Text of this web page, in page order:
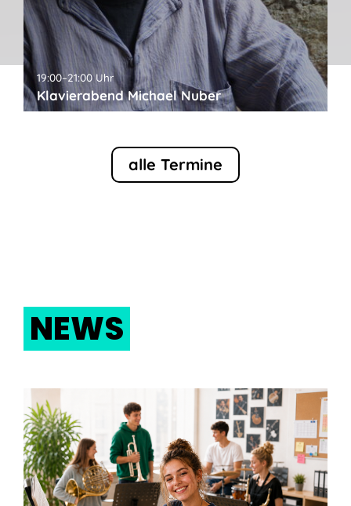
19:00–21:00 Uhr
Klavierabend Michael Nuber
alle Termine
NEWS